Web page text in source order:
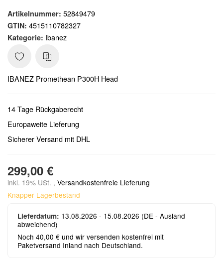
Artikelnummer: 52849479
GTIN: 4515110782327
Kategorie: Ibanez
IBANEZ Promethean P300H Head
14 Tage Rückgaberecht
Europaweite Lieferung
Sicherer Versand mit DHL
299,00 €
inkl. 19% USt. , Versandkostenfreie Lieferung
Knapper Lagerbestand
Lieferdatum: 13.08.2026 - 15.08.2026 (DE - Ausland
abweichend)
Noch 40,00 € und wir versenden kostenfrei mit
Paketversand Inland nach Deutschland.